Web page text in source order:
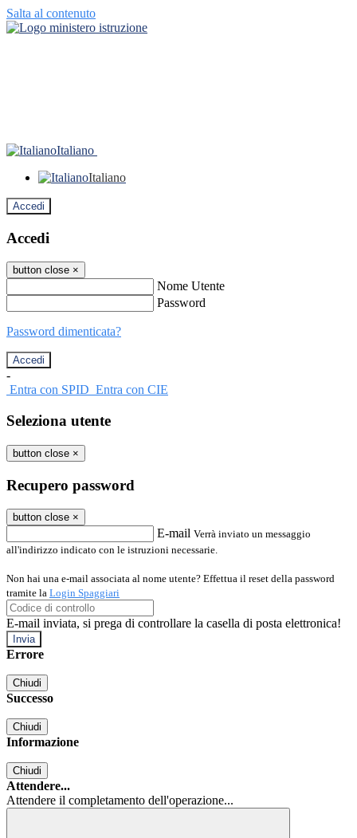
Salta al contenuto
Italiano
Italiano
Accedi
Accedi
button close ×
Nome Utente
Password
Password dimenticata?
-
Entra con SPID Entra con CIE
Seleziona utente
button close ×
Recupero password
button close ×
E-mail Verrà inviato un messaggio
all'indirizzo indicato con le istruzioni necessarie.
Non hai una e-mail associata al nome utente? Effettua il reset della password
tramite la Login Spaggiari
E-mail inviata, si prega di controllare la casella di posta elettronica!
Errore
Chiudi
Successo
Chiudi
Informazione
Chiudi
Attendere...
Attendere il completamento dell'operazione...